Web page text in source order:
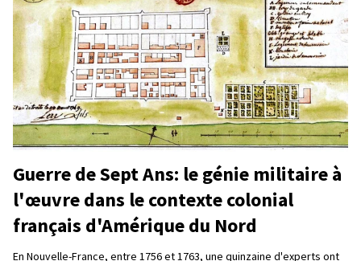
Guerre de Sept Ans: le génie militaire à
l'œuvre dans le contexte colonial
français d'Amérique du Nord
En Nouvelle-France, entre 1756 et 1763, une quinzaine d'experts ont